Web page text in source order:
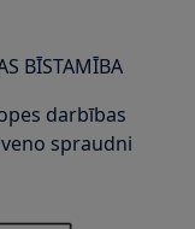
BĪSTAMĪBA
darbības
spraudni